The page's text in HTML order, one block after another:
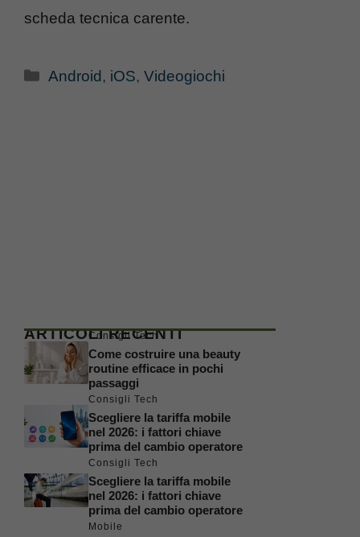
scheda tecnica carente.
Categorie
Android , iOS,Videogiochi
ARTICOLI RECENTI
Consigli Tech
Come costruire una beauty
routine efficace in pochi
passaggi
Consigli Tech
Scegliere la tariffa mobile
nel 2026: i fattori chiave
prima del cambio operatore
Consigli Tech
Scegliere la tariffa mobile
nel 2026: i fattori chiave
prima del cambio operatore
Mobile